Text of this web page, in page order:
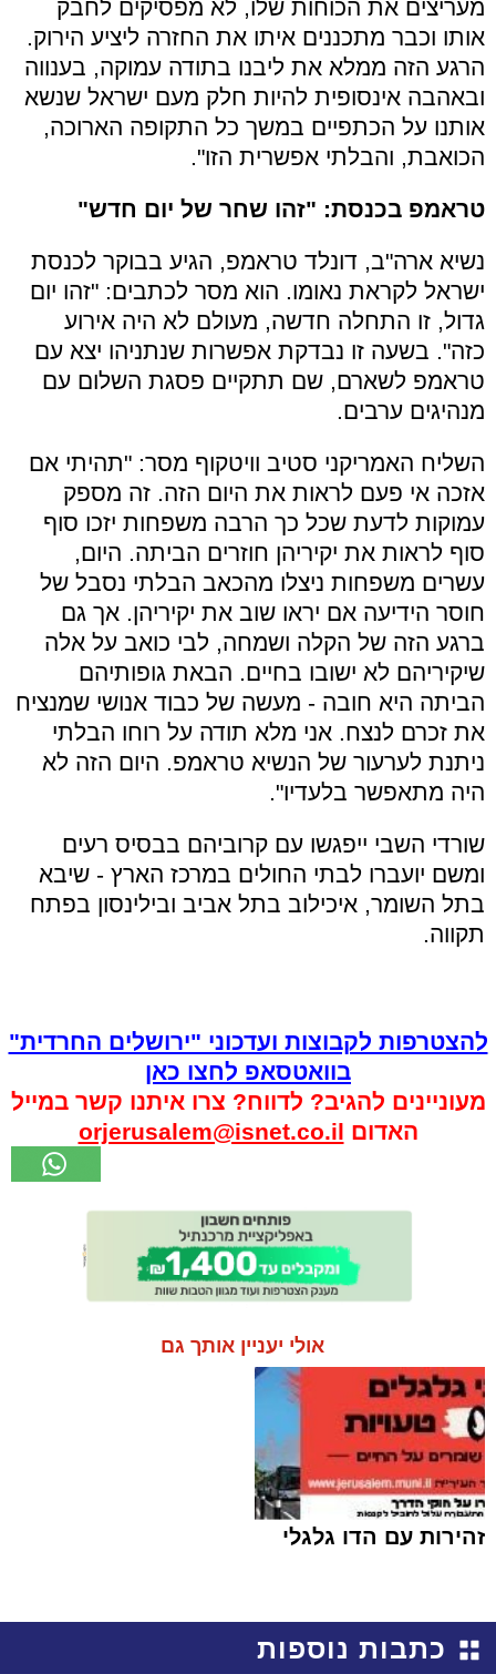
מעריצים את הכוחות שלו, לא מפסיקים לחבק
אותו וכבר מתכננים איתו את החזרה ליציע הירוק.
הרגע הזה ממלא את ליבנו בתודה עמוקה, בענווה
ובאהבה אינסופית להיות חלק מעם ישראל שנשא
אותנו על הכתפיים במשך כל התקופה הארוכה,
הכואבת, והבלתי אפשרית הזו".
טראמפ בכנסת: "זהו שחר של יום חדש"
נשיא ארה"ב, דונלד טראמפ, הגיע בבוקר לכנסת
ישראל לקראת נאומו. הוא מסר לכתבים: "זהו יום
גדול, זו התחלה חדשה, מעולם לא היה אירוע
כזה". בשעה זו נבדקת אפשרות שנתניהו יצא עם
טראמפ לשארם, שם תתקיים פסגת השלום עם
מנהיגים ערבים.
השליח האמריקני סטיב וויטקוף מסר: "תהיתי אם
אזכה אי פעם לראות את היום הזה. זה מספק
עמוקות לדעת שכל כך הרבה משפחות יזכו סוף
סוף לראות את יקיריהן חוזרים הביתה. היום,
עשרים משפחות ניצלו מהכאב הבלתי נסבל של
חוסר הידיעה אם יראו שוב את יקיריהן. אך גם
ברגע הזה של הקלה ושמחה, לבי כואב על אלה
שיקיריהם לא ישובו בחיים. הבאת גופותיהם
הביתה היא חובה - מעשה של כבוד אנושי שמנציח
את זכרם לנצח. אני מלא תודה על רוחו הבלתי
ניתנת לערעור של הנשיא טראמפ. היום הזה לא
היה מתאפשר בלעדיו".
שורדי השבי ייפגשו עם קרוביהם בבסיס רעים
ומשם יועברו לבתי החולים במרכז הארץ - שיבא
בתל השומר, איכילוב בתל אביב ובילינסון בפתח
תקווה.
להצטרפות לקבוצות ועדכוני "ירושלים החרדית"
בוואטסאפ לחצו כאן
מעוניינים להגיב? לדווח? צרו איתנו קשר במייל
האדום orjerusalem@isnet.co.il
אולי יעניין אותך גם
זהירות עם הדו גלגלי
כתבות נוספות